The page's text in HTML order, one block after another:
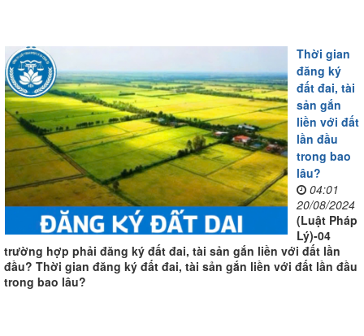
Thời gian
đăng ký
đất đai, tài
sản gắn
liền với đất
lần đầu
trong bao
lâu?
04:01
20/08/2024
(Luật Pháp
Lý)-04
trường hợp phải đăng ký đất đai, tài sản gắn liền với đất lần
đầu? Thời gian đăng ký đất đai, tài sản gắn liền với đất lần đầu
trong bao lâu?